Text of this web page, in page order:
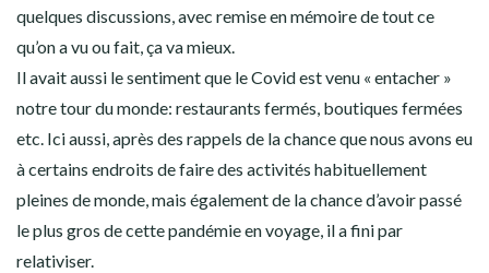
quelques discussions, avec remise en mémoire de tout ce
qu’on a vu ou fait, ça va mieux.
Il avait aussi le sentiment que le Covid est venu « entacher »
notre tour du monde: restaurants fermés, boutiques fermées
etc. Ici aussi, après des rappels de la chance que nous avons eu
à certains endroits de faire des activités habituellement
pleines de monde, mais également de la chance d’avoir passé
le plus gros de cette pandémie en voyage, il a fini par
relativiser.